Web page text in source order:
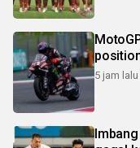
5 jam lalu